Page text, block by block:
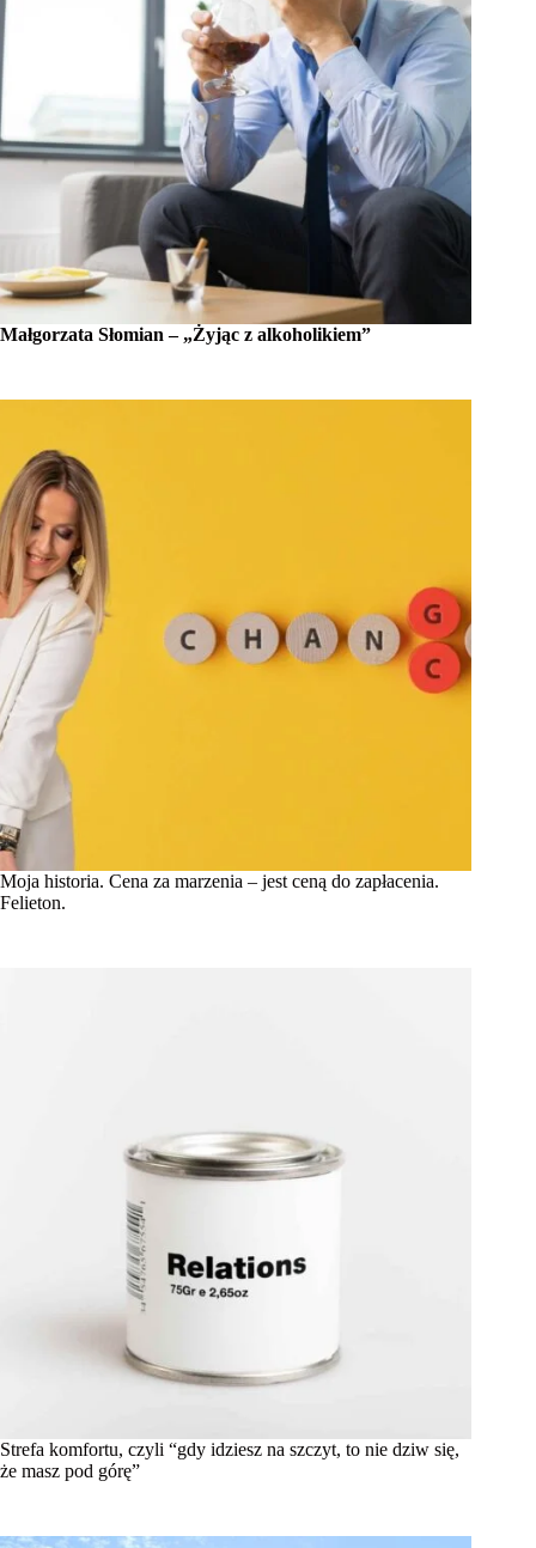
Małgorzata Słomian – „Żyjąc z alkoholikiem”
Moja historia. Cena za marzenia – jest ceną do zapłacenia.
Felieton.
Strefa komfortu, czyli “gdy idziesz na szczyt, to nie dziw się,
że masz pod górę”